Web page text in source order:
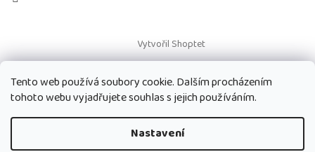
Tento web používá soubory cookie. Dalším procházením
tohoto webu vyjadřujete souhlas s jejich používáním.
Nastavení
Vytvořil Shoptet
Copyright 2026Paruky Jilly Lenau s.r.o.. Všechna práva vyhrazena.